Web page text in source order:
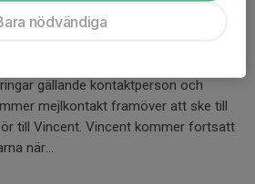
gällande kontaktperson och
mejlkontakt framöver att ske till
till Vincent. Vincent kommer fortsatt
när...
nödvändiga